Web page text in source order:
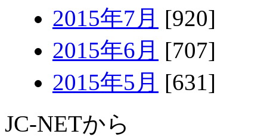
2015年7月 [920]
2015年6月 [707]
2015年5月 [631]
JC-NETから